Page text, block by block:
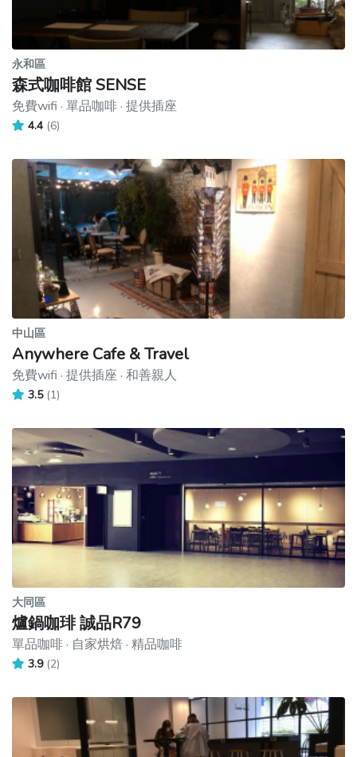
永和區
森式咖啡館 SENSE
免費wifi · 單品咖啡 · 提供插座
4.4 (6)
中山區
Anywhere Cafe & Travel
免費wifi · 提供插座 · 和善親人
3.5 (1)
大同區
爐鍋咖琲 誠品R79
單品咖啡 · 自家烘焙 · 精品咖啡
3.9 (2)